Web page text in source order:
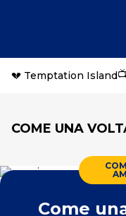
💔 Temptation Island
COME UNA
Come